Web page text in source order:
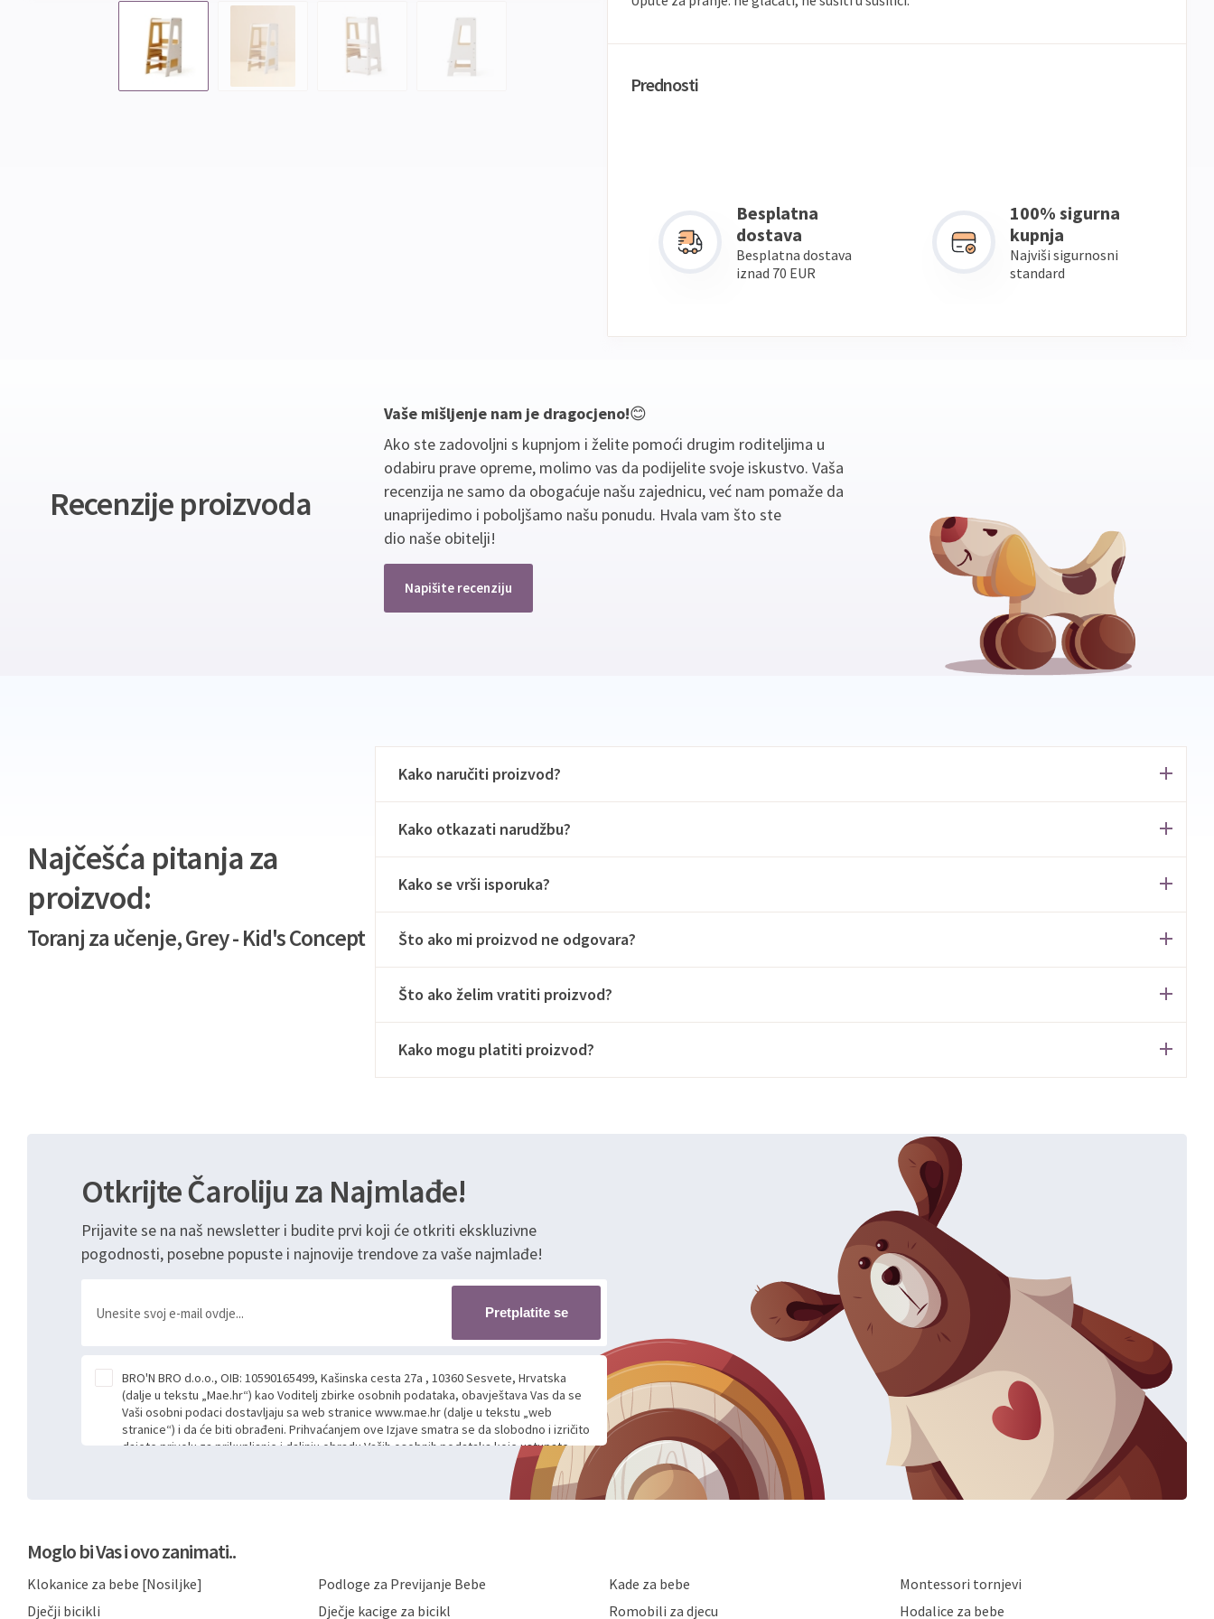
Prednosti
Besplatna
dostava
Besplatna dostava
iznad 70 EUR
100% sigurna
kupnja
Najviši sigurnosni
standard
Recenzije proizvoda
Vaše mišljenje nam je dragocjeno!😊
Ako ste zadovoljni s kupnjom i želite pomoći drugim roditeljima u
odabiru prave opreme, molimo vas da podijelite svoje iskustvo. Vaša
recenzija ne samo da obogaćuje našu zajednicu, već nam pomaže da
unaprijedimo i poboljšamo našu ponudu. Hvala vam što ste
dio naše obitelji!
Napišite recenziju
Najčešća pitanja za
proizvod:
Toranj za učenje, Grey - Kid's Concept
Kako naručiti proizvod?
Kako otkazati narudžbu?
Kako se vrši isporuka?
Što ako mi proizvod ne odgovara?
Što ako želim vratiti proizvod?
Kako mogu platiti proizvod?
Otkrijte Čaroliju za Najmlađe!
Prijavite se na naš newsletter i budite prvi koji će otkriti ekskluzivne
pogodnosti, posebne popuste i najnovije trendove za vaše najmlađe!
Pretplatite se
BRO'N BRO d.o.o., OIB: 10590165499, Kašinska cesta 27a , 10360 Sesvete, Hrvatska
(dalje u tekstu „Mae.hr“) kao Voditelj zbirke osobnih podataka, obavještava Vas da se
Vaši osobni podaci dostavljaju sa web stranice www.mae.hr (dalje u tekstu „web
stranice“) i da će biti obrađeni. Prihvaćanjem ove Izjave smatra se da slobodno i izričito
dajete privolu za prikupljanje i daljnju obradu Vaših osobnih podataka koje ustupate
Mae.hr putem ovih web stranica u svrhu odgovora i daljnje komunikacije na Vaš upit
poslan kroz kontakt obrazac. Radi se o dobrovoljnom davanju podataka te ovu Izjavu
niste dužni prihvatiti odnosno niste dužni unositi svoje osobne podatke u jednu od
možete pročitati ovdje, sukladno Politici privatnosti i kolačića koju možete pročitati
primjenu odgovarajućih tehničkih i sigurnosnih mjera zaštite osobnih podataka od
Moglo bi Vas i ovo zanimati..
Klokanice za bebe [Nosiljke] Podloge za Previjanje Bebe Kade za bebe
Montessori tornjevi
Dječji bicikli
Dječje kacige za bicikl Romobili za djecu
Hodalice za bebe